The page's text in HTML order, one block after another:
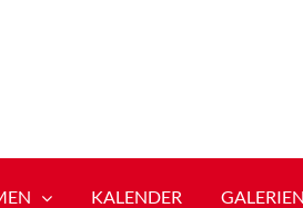
KALENDER GALERIEN